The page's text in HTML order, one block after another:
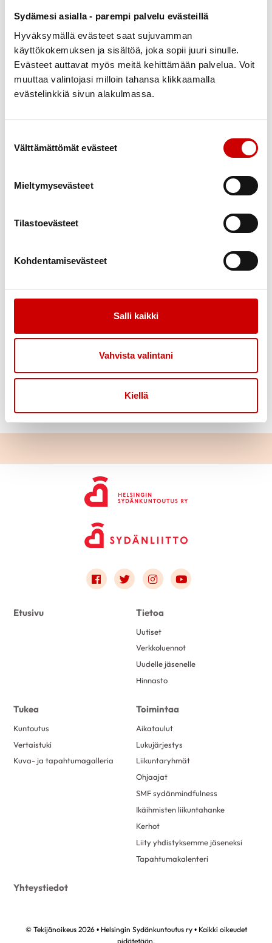
Sydämesi asialla - parempi palvelu evästeillä
Hyväksymällä evästeet saat sujuvamman
käyttökokemuksen ja sisältöä, joka sopii juuri sinulle.
Evästeet auttavat myös meitä kehittämään palvelua. Voit
muuttaa valintojasi milloin tahansa klikkaamalla
evästelinkkiä sivun alakulmassa.
Välttämättömät evästeet
Mieltymysevästeet
Tilastoevästeet
Kohdentamisevästeet
Salli kaikki
Vahvista valintani
Kiellä
Link to facebook
Link to twitter
Link to instagram
Link to youtube
Etusivu Tietoa
Uutiset
Verkkoluennot
Uudelle jäsenelle
Hinnasto
Tukea
Kuntoutus
Vertaistuki
Kuva- ja tapahtumagalleria
Toimintaa
Aikataulut
Lukujärjestys
Liikuntaryhmät
Ohjaajat
SMF sydänmindfulness
Ikäihmisten liikuntahanke
Kerhot
Liity yhdistyksemme jäseneksi
Tapahtumakalenteri
Yhteystiedot
© Tekijänoikeus 2026 • Helsingin Sydänkuntoutus ry • Kaikki oikeudet
pidätetään.